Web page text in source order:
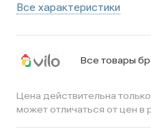
Все характеристики
Все товары
Цена действительна
может отличаться от цен в